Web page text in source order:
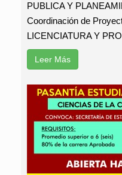
PUBLICA Y
Coordinación de
LICENCIATURA Y
Leer Más